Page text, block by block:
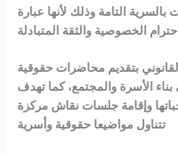
التامة وذلك لأنها عبارة
بتقديم محاضرات حقوقية
الأسرة والمجتمع، كما تهدف
وإقامة جلسات نقاش مركزة
تتناول مواضيعا حقوقية وأسرية